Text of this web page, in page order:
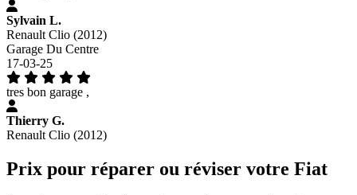
Sylvain L.
Renault Clio (2012)
Garage Du Centre
17-03-25
tres bon garage ,
Thierry G.
Renault Clio (2012)
Prix pour réparer ou réviser votre Fiat